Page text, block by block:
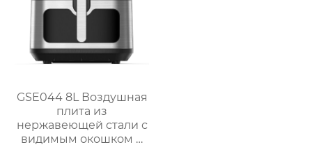
GSE044 8L Воздушная
плита из
нержавеющей стали с
видимым окошком и